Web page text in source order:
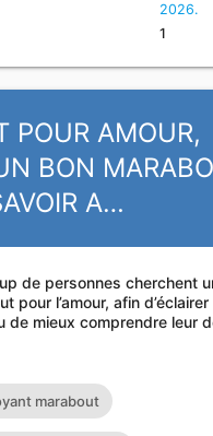
2026.
1
POUR AMOUR,
BON
A…
de personnes cherchent
pour l’amour, afin d’éclairer
de mieux comprendre leur
marabout